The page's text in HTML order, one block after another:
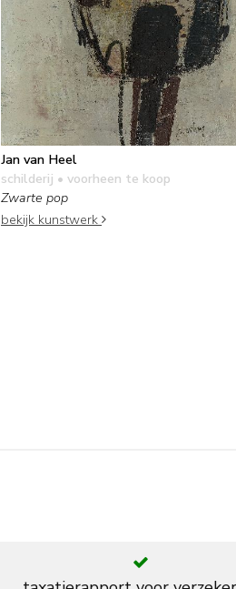
Jan van Heel
schilderij • voorheen te koop
Zwarte pop
bekijk kunstwerk